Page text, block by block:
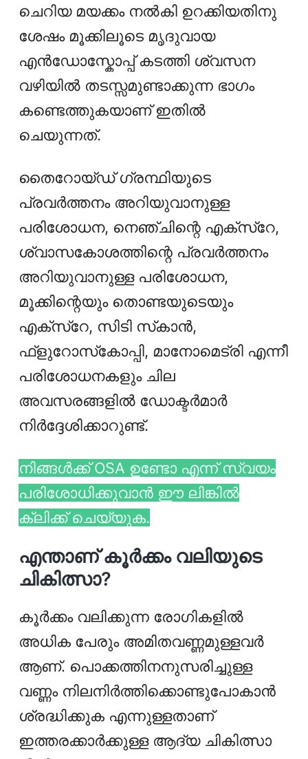
ചെറിയ മയക്കം നൽകി ഉറക്കിയതിനു
ശേഷം മൂക്കിലൂടെ മൃദുവായ
എൻഡോസ്കോപ്പ് കടത്തി ശ്വസന
വഴിയിൽ തടസ്സമുണ്ടാക്കുന്ന ഭാഗം
കണ്ടെത്തുകയാണ് ഇതിൽ
ചെയുന്നത്.
തൈറോയ്ഡ് ഗ്രന്ഥിയുടെ
പ്രവര്‍ത്തനം അറിയുവാനുള്ള
പരിശോധന, നെഞ്ചിന്റെ എക്‌സ്‌റേ,
ശ്വാസകോശത്തിന്റെ പ്രവര്‍ത്തനം
അറിയുവാനുള്ള പരിശോധന,
മൂക്കിന്റെയും തൊണ്ടയുടെയും
എക്‌സ്‌റേ, സിടി സ്‌കാന്‍,
ഫ്‌ളുറോസ്‌കോപ്പി, മാനോമെട്രി എന്നീ
പരിശോധനകളും ചില
അവസരങ്ങളിൽ ഡോക്ടർമാർ
നിർദ്ദേശിക്കാറുണ്ട്.
നിങ്ങൾക്ക് OSA ഉണ്ടോ എന്ന് സ്വയം
പരിശോധിക്കുവാൻ ഈ ലിങ്കിൽ
ക്ലിക്ക് ചെയ്യുക.
എന്താണ് കൂർക്കം വലിയുടെ
ചികിത്സാ?
കൂർക്കം വലിക്കുന്ന രോഗികളിൽ
അധിക പേരും അമിതവണ്ണമുള്ളവർ
ആണ്. പൊക്കത്തിനനുസരിച്ചുള്ള
വണ്ണം നിലനിർത്തിക്കൊണ്ടുപോകാൻ
ശ്രദ്ധിക്കുക എന്നുള്ളതാണ്
ഇത്തരക്കാർക്കുള്ള ആദ്യ ചികിത്സാ